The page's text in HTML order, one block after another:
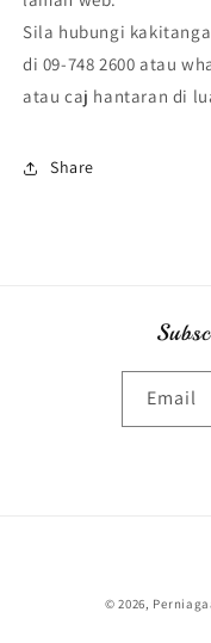
Sila hubungi
di 09-748 2600 atau
atau caj hantaran di
Share
Email
© 2026,